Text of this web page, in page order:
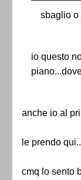
sbaglio o
io questo
anche io al
le prendo qui..
cmq lo sento